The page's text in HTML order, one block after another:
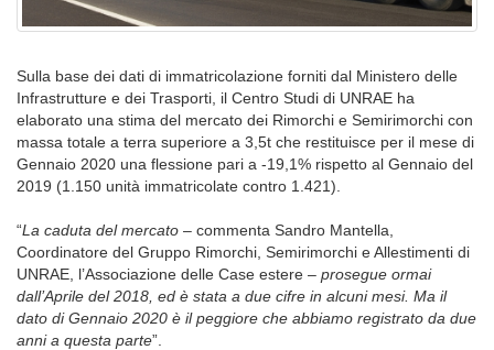
Sulla base dei dati di immatricolazione forniti dal Ministero delle
Infrastrutture e dei Trasporti, il Centro Studi di UNRAE ha
elaborato una stima del mercato dei Rimorchi e Semirimorchi con
massa totale a terra superiore a 3,5t che restituisce per il mese di
Gennaio 2020 una flessione pari a -19,1% rispetto al Gennaio del
2019 (1.150 unità immatricolate contro 1.421).
“La caduta del mercato – commenta Sandro Mantella,
Coordinatore del Gruppo Rimorchi, Semirimorchi e Allestimenti di
UNRAE, l’Associazione delle Case estere – prosegue ormai
dall’Aprile del 2018, ed è stata a due cifre in alcuni mesi. Ma il
dato di Gennaio 2020 è il peggiore che abbiamo registrato da due
anni a questa parte”.